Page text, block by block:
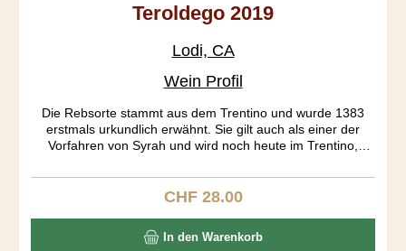
Teroldego 2019
Lodi, CA
Wein Profil
Die Rebsorte stammt aus dem Trentino und wurde 1383
erstmals urkundlich erwähnt. Sie gilt auch als einer der
Vorfahren von Syrah und wird noch heute im Trentino,
wie eine Urgewalt. Sehr dunkel in der Farbe, geheimnisvoll
im Charakter. Ein spezielles Tannin, unglaublich dichte
vibrierende Säure lassen die gefälligen Weine aus den
Grossverteilern weit hinter sich. Sensationell zu Lamm.
Regulärer Preis:
CHF 28.00
In den Warenkorb